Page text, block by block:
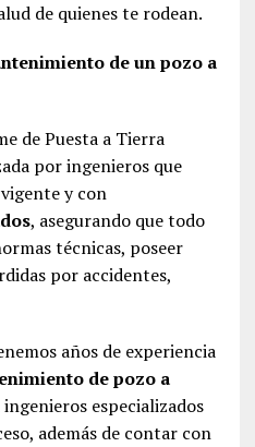
de quienes te rodean.
de un pozo a
de Puesta a Tierra
por ingenieros que
y con
, asegurando que todo
técnicas, poseer
por accidentes,
años de experiencia
de pozo a
especializados
además de contar con